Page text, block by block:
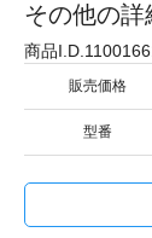
その他の詳
商品
販売価格
型番